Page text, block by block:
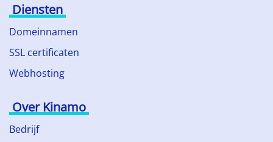
Diensten
Domeinnamen
SSL certificaten
Webhosting
Over Kinamo
Bedrijf